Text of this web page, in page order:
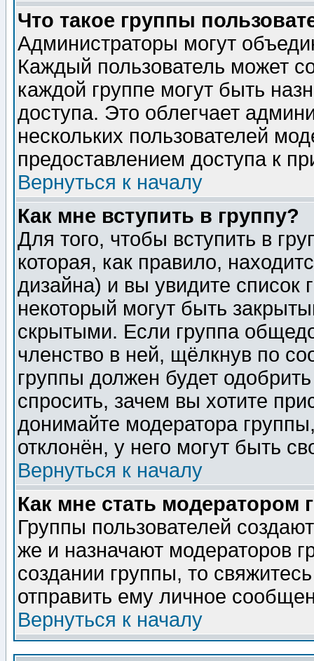
Что такое группы
Администраторы могут
Каждый пользователь может
каждой группе могут быть
доступа. Это облегчает
нескольких пользователей
предоставлением доступа к
Вернуться к началу
Как мне вступить в группу?
Для того, чтобы вступить в
которая, как правило,
дизайна) и вы увидите список
некоторый могут быть
скрытыми. Если группа
членство в ней, щёлкнув по
группы должен будет
спросить, зачем вы хотите
донимайте модератора
отклонён, у него могут быть
Вернуться к началу
Как мне стать модератором
Группы пользователей
же и назначают модераторов
создании группы, то
отправить ему личное
Вернуться к началу